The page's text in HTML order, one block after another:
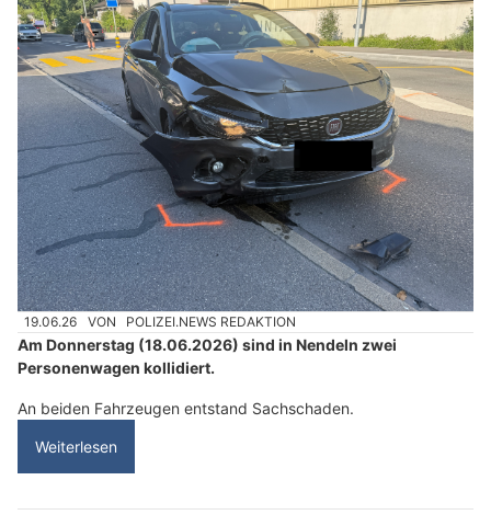
19.06.26 VON POLIZEI.NEWS REDAKTION
Am Donnerstag (18.06.2026) sind in Nendeln zwei
Personenwagen kollidiert.
An beiden Fahrzeugen entstand Sachschaden.
Weiterlesen